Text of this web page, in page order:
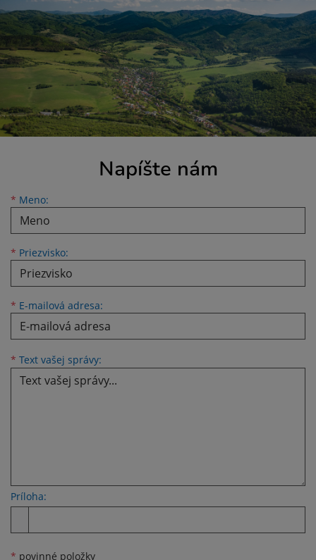
Napíšte nám
* Meno:
Meno
* Priezvisko:
Priezvisko
* E-mailová adresa:
E-mailová adresa
* Text vašej správy:
Príloha:
* povinné položky